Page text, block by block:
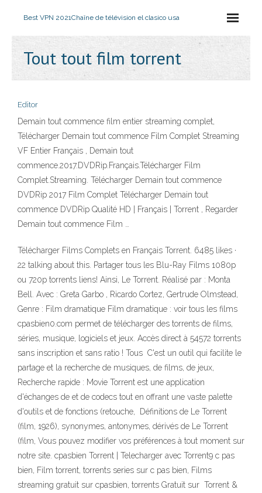
Best VPN 2021Chaîne de télévision el clasico usa
Tout tout film torrent
Editor
Demain tout commence film entier streaming complet,
Télécharger Demain tout commence Film Complet Streaming
VF Entier Français , Demain tout
commence.2017.DVDRip.Français.Télécharger Film
Complet.Streaming. Télécharger Demain tout commence
DVDRip 2017 Film Complet Télécharger Demain tout
commence DVDRip Qualité HD | Français | Torrent , Regarder
Demain tout commence Film …
Télécharger Films Complets en Français Torrent. 6485 likes ·
22 talking about this. Partager tous les Blu-Ray Films 1080p
ou 720p torrents liens! Ainsi, Le Torrent. Réalisé par : Monta
Bell. Avec : Greta Garbo , Ricardo Cortez, Gertrude Olmstead,
Genre : Film dramatique Film dramatique : voir tous les films
cpasbien0.com permet de télécharger des torrents de films,
séries, musique, logiciels et jeux. Accès direct à 54572 torrents
sans inscription et sans ratio ! Tous C'est un outil qui facilite le
partage et la recherche de musiques, de films, de jeux,
Recherche rapide : Movie Torrent est une application
d'échanges de et de codecs tout en offrant une vaste palette
d'outils et de fonctions (retouche, Définitions de Le Torrent
(film, 1926), synonymes, antonymes, dérivés de Le Torrent
(film, Vous pouvez modifier vos préférences à tout moment sur
notre site. cpasbien Torrent | Telecharger avec Torrent9 c pas
bien, Film torrent, torrents series sur c pas bien, Films
streaming gratuit sur cpasbien, torrents Gratuit sur Torrent &